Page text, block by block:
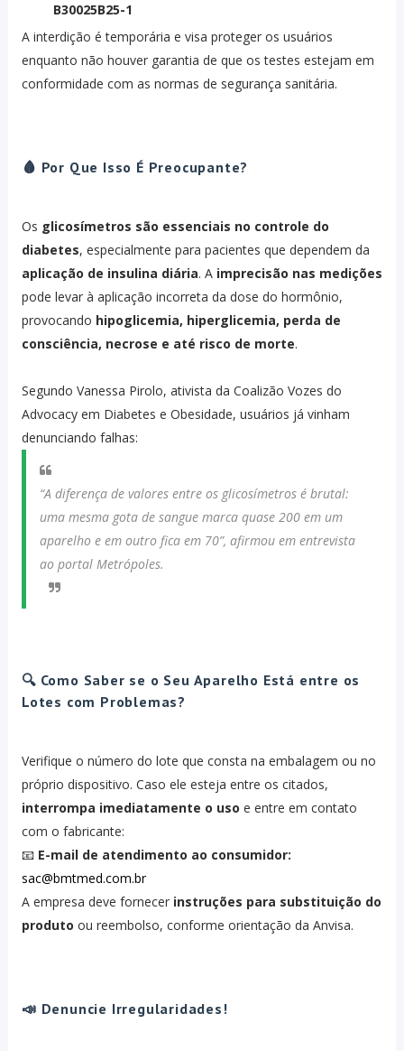
B30025B25-1
A interdição é temporária e visa proteger os usuários
enquanto não houver garantia de que os testes estejam em
conformidade com as normas de segurança sanitária.
🩸 Por Que Isso É Preocupante?
Os glicosímetros são essenciais no controle do
diabetes, especialmente para pacientes que dependem da
aplicação de insulina diária. A imprecisão nas medições
pode levar à aplicação incorreta da dose do hormônio,
provocando hipoglicemia, hiperglicemia, perda de
consciência, necrose e até risco de morte.
Segundo Vanessa Pirolo, ativista da Coalizão Vozes do
Advocacy em Diabetes e Obesidade, usuários já vinham
denunciando falhas:
“A diferença de valores entre os glicosímetros é brutal:
uma mesma gota de sangue marca quase 200 em um
aparelho e em outro fica em 70”, afirmou em entrevista
ao portal Metrópoles.
🔍 Como Saber se o Seu Aparelho Está entre os
Lotes com Problemas?
Verifique o número do lote que consta na embalagem ou no
próprio dispositivo. Caso ele esteja entre os citados,
interrompa imediatamente o uso e entre em contato
com o fabricante:
📧 E-mail de atendimento ao consumidor:
sac@bmtmed.com.br
A empresa deve fornecer instruções para substituição do
produto ou reembolso, conforme orientação da Anvisa.
📣 Denuncie Irregularidades!